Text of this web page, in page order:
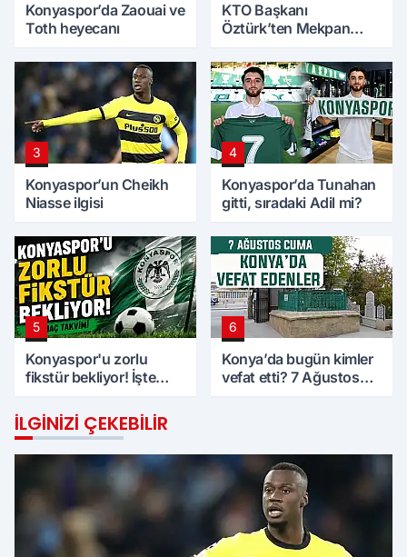
Konyaspor’da Zaouai ve
Toth heyecanı
KTO Başkanı
Öztürk’ten Mekpan
3
Konyaspor’un Cheikh
Niasse ilgisi
4
Konyaspor’da Tunahan
gitti, sıradaki Adil mi?
5
Konyaspor'u zorlu
fikstür bekliyor! İşte
6
Konya’da bugün kimler
vefat etti? 7 Ağustos
İLGINIZI ÇEKEBILIR